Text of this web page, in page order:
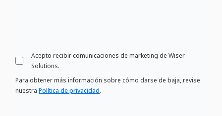
Acepto recibir comunicaciones de marketing de Wiser
Solutions.
Para obtener más información sobre cómo darse de baja, revise
nuestraPolítica de privacidad.